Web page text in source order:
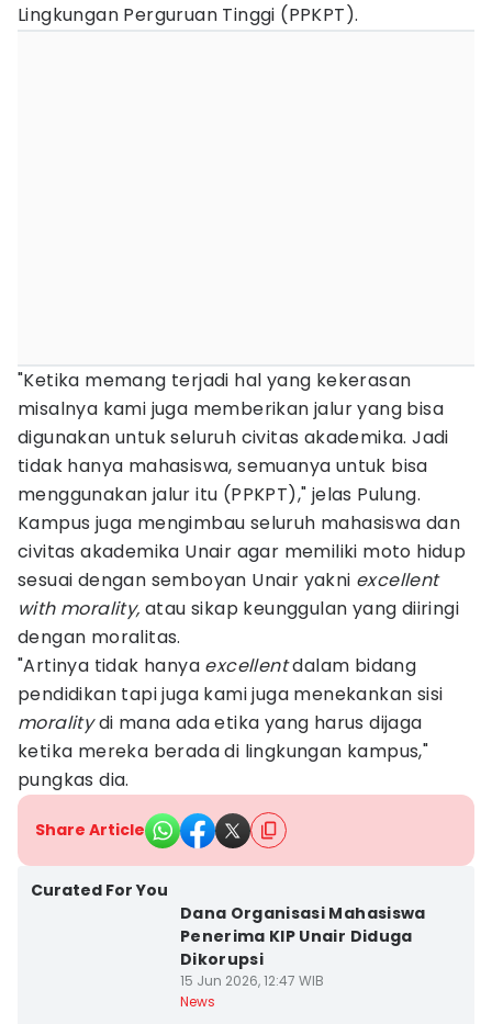
Lingkungan Perguruan Tinggi (PPKPT).
"Ketika memang terjadi hal yang kekerasan
misalnya kami juga memberikan jalur yang bisa
digunakan untuk seluruh civitas akademika. Jadi
tidak hanya mahasiswa, semuanya untuk bisa
menggunakan jalur itu (PPKPT)," jelas Pulung.
Kampus juga mengimbau seluruh mahasiswa dan
civitas akademika Unair agar memiliki moto hidup
sesuai dengan semboyan Unair yakni excellent
with morality,atau sikap keunggulan yang diiringi
dengan moralitas.
"Artinya tidak hanya excellentdalam bidang
pendidikan tapi juga kami juga menekankan sisi
moralitydi mana ada etika yang harus dijaga
ketika mereka berada di lingkungan kampus,"
pungkas dia.
Share Article
Curated For You
Dana Organisasi Mahasiswa
Penerima KIP Unair Diduga
Dikorupsi
15 Jun 2026, 12:47 WIB
News